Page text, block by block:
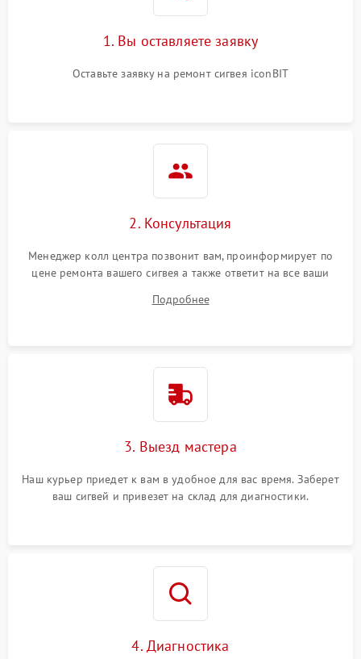
1. Вы оставляете заявку
Оставьте заявку на ремонт сигвея iconBIT
2. Консультация
Менеджер колл центра позвонит вам, проинформирует по
цене ремонта вашего сигвея а также ответит на все ваши
Подробнее
3. Выезд мастера
Наш курьер приедет к вам в удобное для вас время. Заберет
ваш сигвей и привезет на склад для диагностики.
4. Диагностика